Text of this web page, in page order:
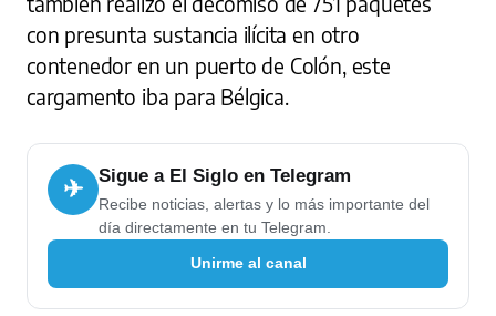
con presunta sustancia ilícita en otro
contenedor en un puerto de Colón, este
cargamento iba para Bélgica.
✈ Sigue a El Siglo en Telegram
Recibe noticias, alertas y lo más importante del
día directamente en tu Telegram.
Unirme al canal